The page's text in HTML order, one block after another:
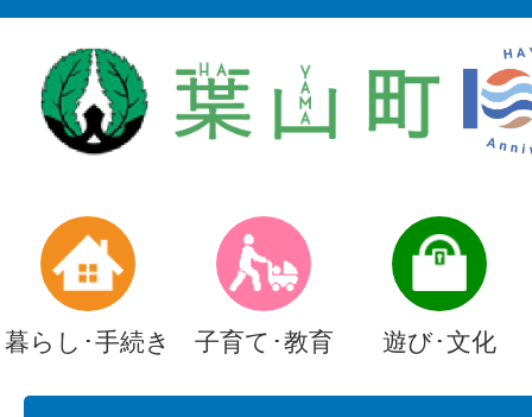
暮らし･手続き 子育て･教育 遊び･文化